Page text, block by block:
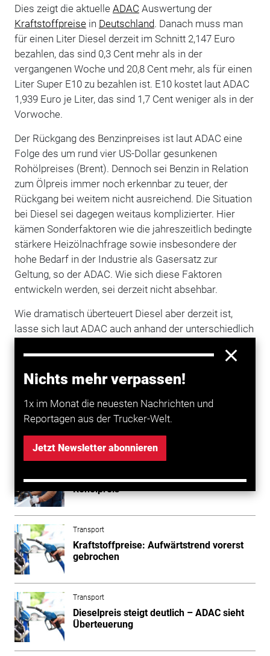
Nichts mehr verpassen!
1x im Monat die neuesten Nachrichten und
Reportagen aus der Trucker-Welt.
Jetzt Newsletter abonnieren
Dies zeigt die aktuelle ADAC Auswertung der
Kraftstoffpreisein Deutschland. Danach muss man
für einen Liter Diesel derzeit im Schnitt 2,147 Euro
bezahlen, das sind 0,3 Cent mehr als in der
vergangenen Woche und 20,8 Cent mehr, als für einen
Liter Super E10 zu bezahlen ist. E10 kostet laut ADAC
1,939 Euro je Liter, das sind 1,7 Cent weniger als in der
Vorwoche.
Der Rückgang des Benzinpreises ist laut ADAC eine
Folge des um rund vier US-Dollar gesunkenen
Rohölpreises (Brent). Dennoch sei Benzin in Relation
zum Ölpreis immer noch erkennbar zu teuer, der
Rückgang bei weitem nicht ausreichend. Die Situation
bei Diesel sei dagegen weitaus komplizierter. Hier
kämen Sonderfaktoren wie die jahreszeitlich bedingte
stärkere Heizölnachfrage sowie insbesondere der
hohe Bedarf in der Industrie als Gasersatz zur
Geltung, so der ADAC. Wie sich diese Faktoren
entwickeln werden, sei derzeit nicht absehbar.
Wie dramatisch überteuert Diesel aber derzeit ist,
lasse sich laut ADAC auch anhand der unterschiedlich
entfallen gut 20 Cent weniger Energie- und
Mehrwertsteuer, tatsächlich kostet Diesel aber fast 21
Transport
Dieselpreis steigt trotz sinkendem
Rohölpreis
Transport
Kraftstoffpreise: Aufwärtstrend vorerst
gebrochen
Transport
Dieselpreis steigt deutlich – ADAC sieht
Überteuerung